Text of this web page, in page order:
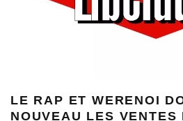
LE RAP ET WERENOI
NOUVEAU LES VENTES